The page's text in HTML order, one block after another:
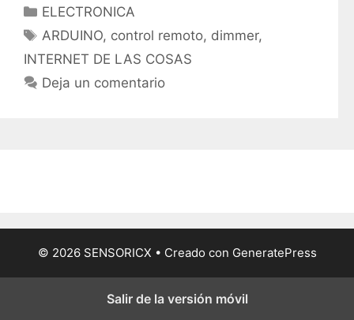
C
a
e
g
ELECTRONICA
E
t
q
ARDUINO, control remoto, dimmer,
INTERNET DE LAS COSAS
Deja un comentario
© 2026 SENSORICX • Creado con GeneratePress
Salir de la versión móvil